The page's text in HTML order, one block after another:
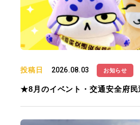
投稿日 2026.08.03 お知らせ
★8月のイベント・交通安全府